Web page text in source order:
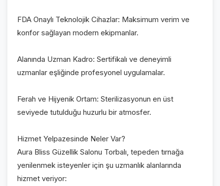
FDA Onaylı Teknolojik Cihazlar: Maksimum verim ve
konfor sağlayan modern ekipmanlar.
Alanında Uzman Kadro: Sertifikalı ve deneyimli
uzmanlar eşliğinde profesyonel uygulamalar.
Ferah ve Hijyenik Ortam: Sterilizasyonun en üst
seviyede tutulduğu huzurlu bir atmosfer.
Hizmet Yelpazesinde Neler Var?
Aura Bliss Güzellik Salonu Torbalı, tepeden tırnağa
yenilenmek isteyenler için şu uzmanlık alanlarında
hizmet veriyor: